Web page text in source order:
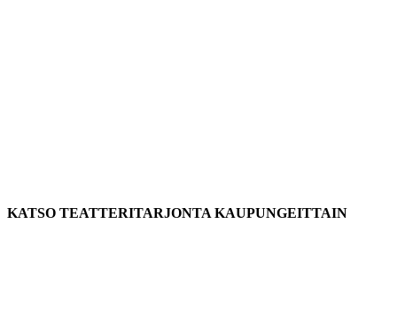
KATSO TEATTERITARJONTA KAUPUNGEITTAIN